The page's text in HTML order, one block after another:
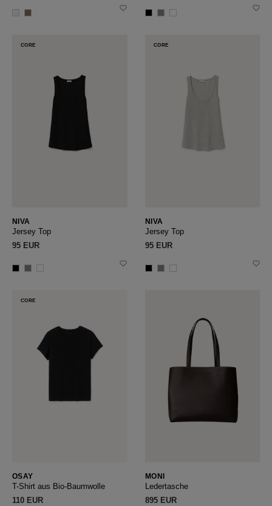
CORE
NIVA
Jersey Top
95 EUR
CORE
NIVA
Jersey Top
95 EUR
CORE
OSAY
T-Shirt aus Bio-Baumwolle
110 EUR
MONI
Ledertasche
895 EUR